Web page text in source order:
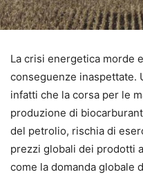
La crisi energetica morde
conseguenze inaspettate.
infatti che la corsa per le
produzione di
del petrolio, rischia di
prezzi globali dei prodotti
come la domanda globale